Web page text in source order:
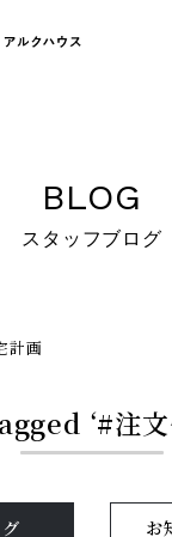
BLOG
スタッフブログ
計画
‘#注文
お